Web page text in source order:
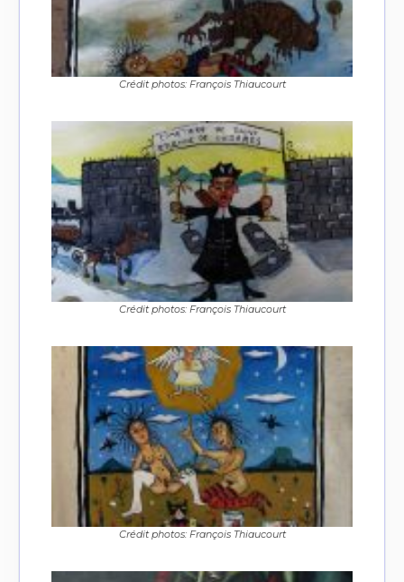
Crédit photos: François Thiaucourt
Crédit photos: François Thiaucourt
Crédit photos: François Thiaucourt